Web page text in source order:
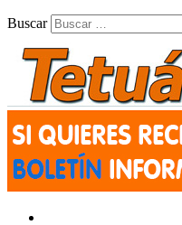
Buscar